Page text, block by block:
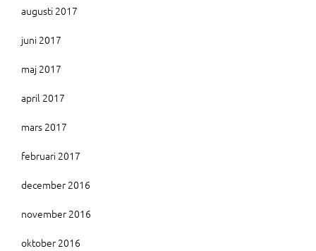
augusti 2017
juni 2017
maj 2017
april 2017
mars 2017
februari 2017
december 2016
november 2016
oktober 2016